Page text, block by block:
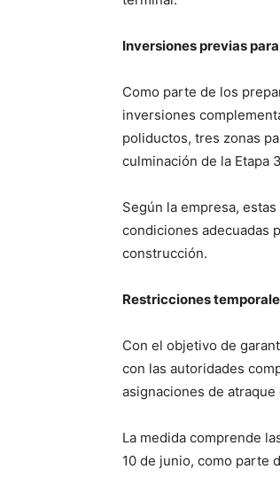
Inversiones previas
Como parte de los
inversiones
poliductos, tres zonas
culminación de la Etapa
Según la empresa,
condiciones adecuadas
construcción.
Restricciones
Con el objetivo de
con las autoridades
asignaciones de
La medida comprende
10 de junio, como parte